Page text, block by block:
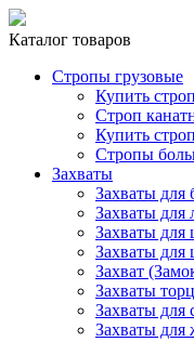
Каталог товаров
Стропы грузовые
Купить
Строп
Купить
Стропы
Захваты
Захваты
Захваты для
Захваты для
Захваты для
Захват
Захваты
Захваты для
Захваты для